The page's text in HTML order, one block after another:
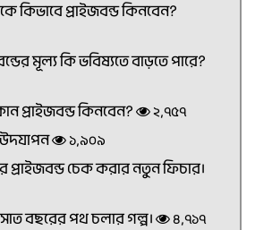
কিভাবে প্রাইজবন্ড কিনবেন?
মূল্য কি ভবিষ্যতে বাড়তে পারে?
প্রাইজবন্ড কিনবেন? ২,৭৫৭
উদযাপন ১,৯০৯
প্রাইজবন্ড চেক করার নতুন ফিচার।
বছরের পথ চলার গল্প। ৪,৭১৭